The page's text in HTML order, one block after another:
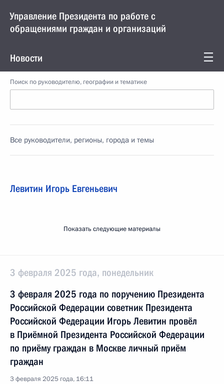
Управление Президента по работе с
обращениями граждан и организаций
Новости
Поиск по руководителю, географии и тематике
Все руководители, регионы, города и темы
Левитин Игорь Евгеньевич
Показать следующие материалы
3 февраля 2025 года, понедельник
3 февраля 2025 года по поручению Президента
Российской Федерации советник Президента
Российской Федерации Игорь Левитин провёл
в Приёмной Президента Российской Федерации
по приёму граждан в Москве личный приём
граждан
3 февраля 2025 года, 16:11